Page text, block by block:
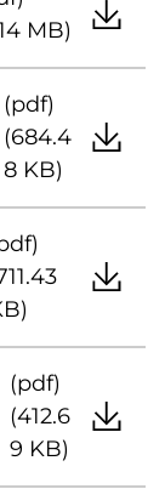
MB)
(pdf)
(684.4
8 KB)
(pdf)
(412.6
9 KB)